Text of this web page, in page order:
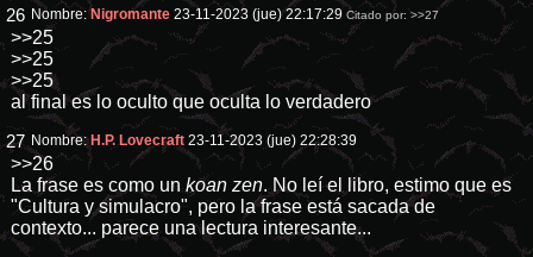
26 Nombre: Nigromante 23-11-2023 (jue) 22:17:29 Citado por:>>27
>>25
>>25
>>25
al final es lo oculto que oculta lo verdadero
27 Nombre: H.P. Lovecraft 23-11-2023 (jue) 22:28:39
>>26
La frase es como un koan zen. No leí el libro, estimo que es
"Cultura y simulacro", pero la frase está sacada de
contexto... parece una lectura interesante...